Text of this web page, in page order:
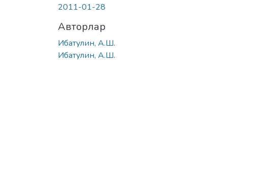
2011-01-28
Авторлар
Ибатулин, А.Ш.
Ибатулин, А.Ш.